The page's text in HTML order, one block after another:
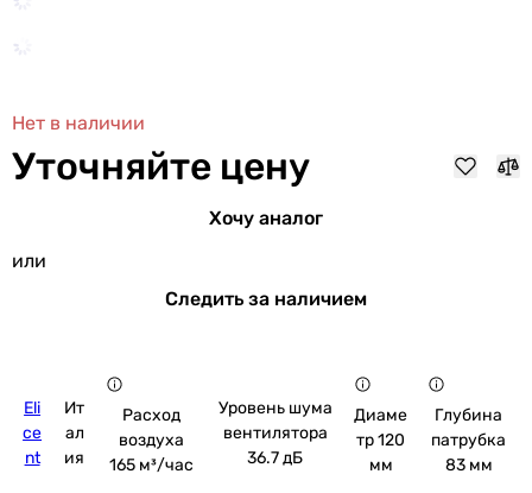
Нет в наличии
Уточняйте цену
Хочу аналог
или
Следить за наличием
Eli
ce
nt
Ит
ал
ия
Расход
воздуха
165 м³/час
Уровень шума
вентилятора
36.7 дБ
Диаме
тр 120
мм
Глубина
патрубка
83 мм